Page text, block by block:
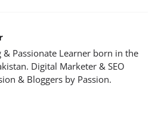
& Passionate Learner born in the
Digital Marketer & SEO
& Bloggers by Passion.